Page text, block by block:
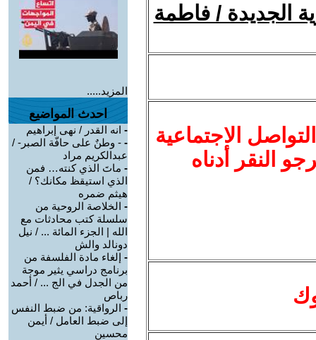
الجديدة / فاطمة
الاجتماعية
النقر أدناه
المزيد.....
احدث المواضيع
- انه القدر / نهى إبراهيم
- - وطنٌ على حافّة الصبر- /
عبدالكريم مراد
- ماتَ الذي كنته… فمن
الذي استيقظ مكانك؟ /
هيثم ضمره
- الخلاصة الروحية من
سلسلة كتب محادثات مع
الله | الجزء المائة ... / نيل
دونالد والش
- إلغاء مادة الفلسفة من
برنامج دراسي يثير موجة
من الجدل في الج ... / أحمد
رباص
- الرواقية: من ضبط النفس
إلى ضبط العامل / أيمن
محسين